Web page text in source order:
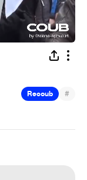
Recoub #